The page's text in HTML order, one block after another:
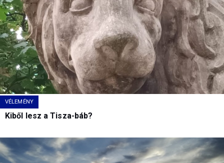
VÉLEMÉNY
Kiből lesz a Tisza-báb?